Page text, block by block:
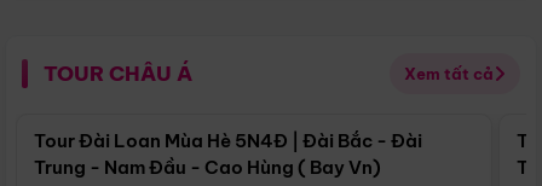
TOUR CHÂU Á Xem tất cả
Điểm nổi bật
Tour Đài Loan Mùa Hè 5N4Đ | Đài Bắc - Đài
Trung - Nam Đầu - Cao Hùng ( Bay Vn)